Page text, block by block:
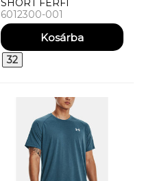
SHORT FÉRFI
RÖVIDNADRÁG UNDER
ARMOUR UA DRIVE
TAPERED SHORT
6012300-001
32